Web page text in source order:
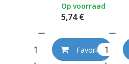
5,74€
Op voorraad
Favoriet